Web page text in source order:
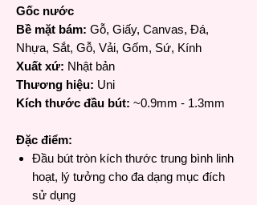
Gốc nước
Bề mặt bám: Gỗ, Giấy, Canvas, Đá,
Nhựa, Sắt, Gỗ, Vải, Gốm, Sứ, Kính
Xuất xứ: Nhật bản
Thương hiệu: Uni
Kích thước đầu bút: ~0.9mm - 1.3mm
Đặc điểm:
Đầu bút tròn kích thước trung bình linh
hoạt, lý tưởng cho đa dạng mục đích
sử dụng